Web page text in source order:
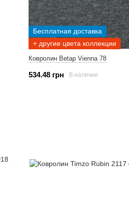
Бесплатная доставка
+ другие цвета коллекции
Ковролин Betap Vienna 78
534.48 грн В наличии